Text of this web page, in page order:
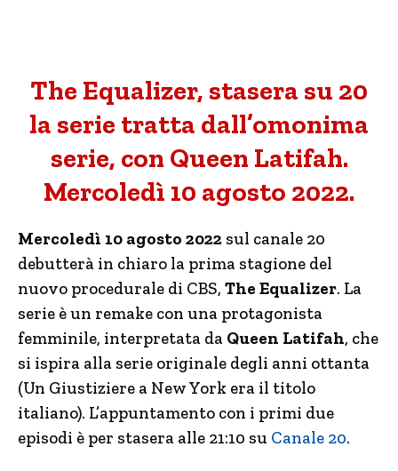
The Equalizer, stasera su 20
la serie tratta dall’omonima
serie, con Queen Latifah.
Mercoledì 10 agosto 2022.
Mercoledì 10 agosto 2022 sul canale 20
debutterà in chiaro la prima stagione del
nuovo procedurale di CBS, The Equalizer. La
serie è un remake con una protagonista
femminile, interpretata da Queen Latifah, che
si ispira alla serie originale degli anni ottanta
(Un Giustiziere a New York era il titolo
italiano). L’appuntamento con i primi due
episodi è per stasera alle 21:10 su Canale 20.